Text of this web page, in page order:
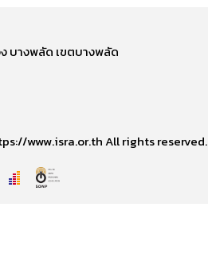
ง บางพลัด เขตบางพลัด
www.isra.or.th All rights reserved.